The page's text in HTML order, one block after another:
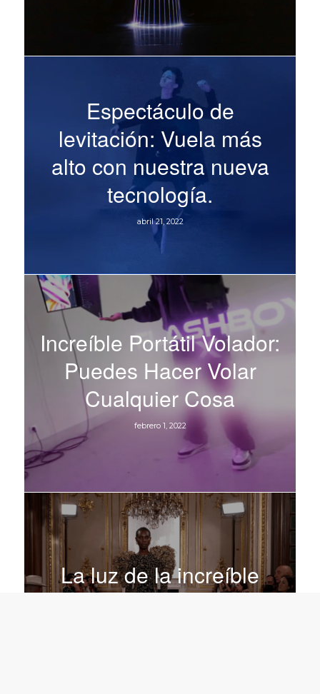
Espectáculo de
levitación: Vuela más
alto con nuestra nueva
tecnología.
abril 21, 2022
Increíble Portátil Volador:
Puedes Hacer Volar
Cualquier Cosa
febrero 1, 2022
La luz de la increíble
Fashion Week de París